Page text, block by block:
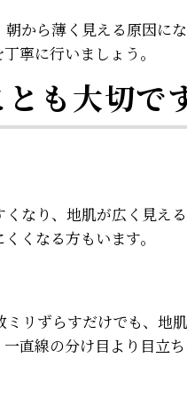
から薄く見える原因に
寧に行いましょう。
も大切で
なり、地肌が広く見え
くなる方もいます。
リずらすだけでも、地
直線の分け目より目立